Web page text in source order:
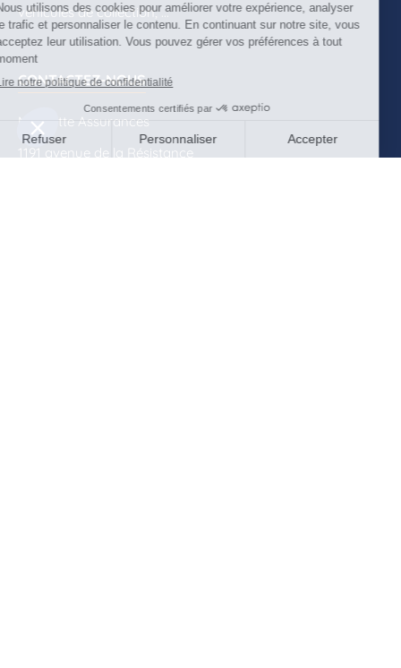
véhicules de collection, ...
CONTACTEZ-NOUS
Mascotte Assurances
1191 avenue de la Résistance